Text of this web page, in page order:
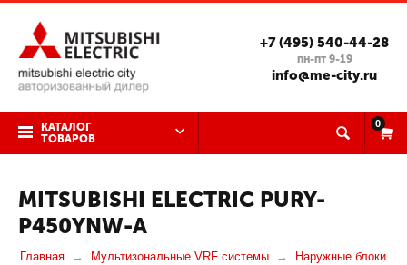
+7 (495) 540-44-28
пн-пт 9-19
info@me-city.ru
КАТАЛОГ
ТОВАРОВ
0
MITSUBISHI ELECTRIC PURY-
P450YNW-A
Главная Мультизональные VRF системы
Наружные блоки